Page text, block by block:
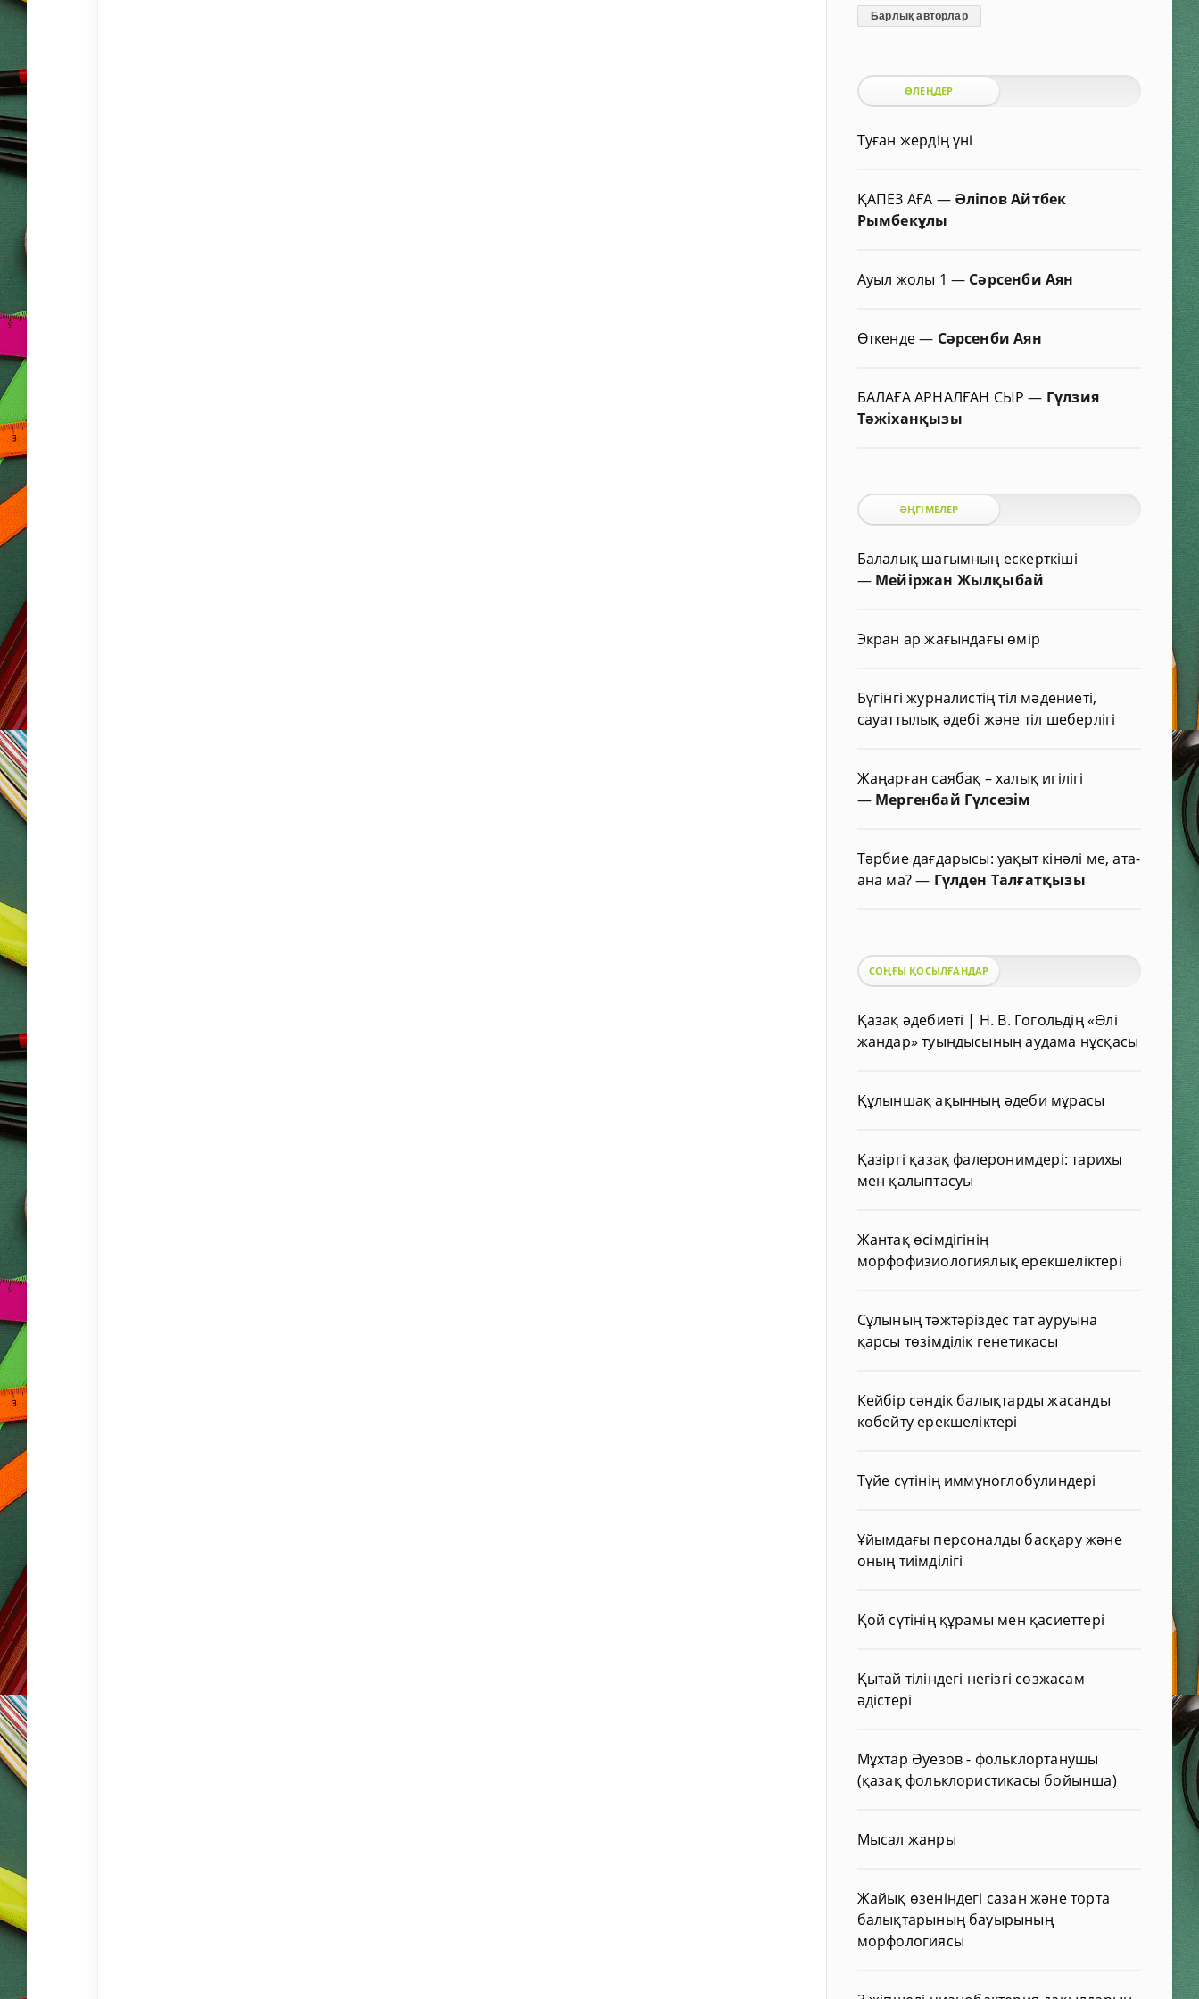
Барлық авторлар
ӨЛЕҢДЕР
Туған жердің үні
ҚАПЕЗ АҒА — Әліпов Айтбек
Рымбекұлы
Ауыл жолы 1 — Сәрсенби Аян
Өткенде— Сәрсенби Аян
БАЛАҒА АРНАЛҒАН СЫР— Гүлзия
Тәжіханқызы
ӘҢГІМЕЛЕР
Балалық шағымның ескерткіші
— Мейіржан Жылқыбай
Экран ар жағындағы өмір
Бүгінгі журналистің тіл мәдениеті,
сауаттылық әдебі және тіл шеберлігі
Жаңарған саябақ – халық игілігі
— Мергенбай Гүлсезім
Тәрбие дағдарысы: уақыт кінәлі ме, ата-
ана ма?— Гүлден Талғатқызы
СОҢҒЫ ҚОСЫЛҒАНДАР
Қазақ әдебиеті | Н. В. Гогольдің «Өлі
жандар» туындысының аудама нұсқасы
Құлыншақ ақынның әдеби мұрасы
Қазіргі қазақ фалеронимдері: тарихы
мен қалыптасуы
Жантақ өсімдігінің
морфофизиологиялық ерекшеліктері
Сұлының тәжтәріздес тат ауруына
қарсы төзімділік генетикасы
Кейбір сәндік балықтарды жасанды
көбейту ерекшеліктері
Түйе сүтінің иммуноглобулиндері
Ұйымдағы персоналды басқару және
оның тиімділігі
Қой сүтінің құрамы мен қасиеттері
Қытай тіліндегі негізгі сөзжасам
әдістері
Мұхтар Әуезов - фольклортанушы
(қазақ фольклористикасы бойынша)
Мысал жанры
Жайық өзеніндегі сазан және торта
балықтарының бауырының
морфологиясы